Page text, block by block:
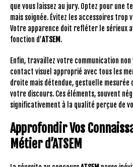
que vous laissez au jury. Optez pour une
mais soignée. Évitez les accessoires trop
Votre apparence doit refléter le sérieux
fonction d’ATSEM .
Enfin, travaillez votre communication non
contact visuel approprié avec tous les
droite mais détendue, gestuelle mesurée
votre discours. Ces éléments, souvent
significativement à la qualité perçue de
Approfondir Vos
Métier d’ATSEM